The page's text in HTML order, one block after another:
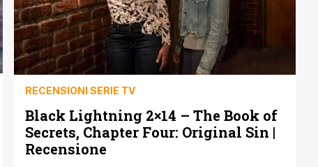
RECENSIONI SERIE TV
Black Lightning 2×14 – The Book of
Secrets, Chapter Four: Original Sin |
Recensione